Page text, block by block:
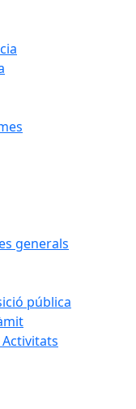
generals
pública